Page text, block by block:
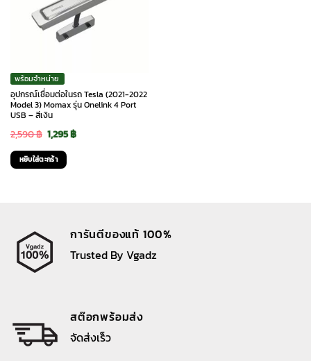
พร้อมจำหน่าย
อุปกรณ์เชื่อมต่อในรถ Tesla (2021-2022
Model 3) Momax รุ่น Onelink 4 Port
USB – สีเงิน
2,590฿ Original
price
was:
1,295฿Current
หยิบใส่ตะกร้า
การันตีของแท้ 100%
Trusted By Vgadz
สต๊อกพร้อมส่ง
จัดส่งเร็ว